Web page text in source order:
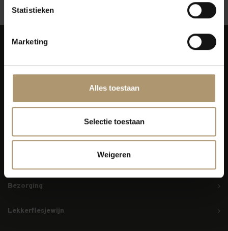
Statistieken
Marketing
Alles toestaan
Selectie toestaan
Weigeren
2431 AE Noorden
info@lekkerflesjewijn.nl
Bezorging
Lekkerflesjewijn